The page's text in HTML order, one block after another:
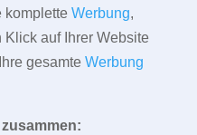
komplette Werbung,
auf Ihrer Website
gesamte Werbung